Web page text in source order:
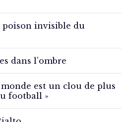
poison invisible du
dans l’ombre
est un clou de plus
football »